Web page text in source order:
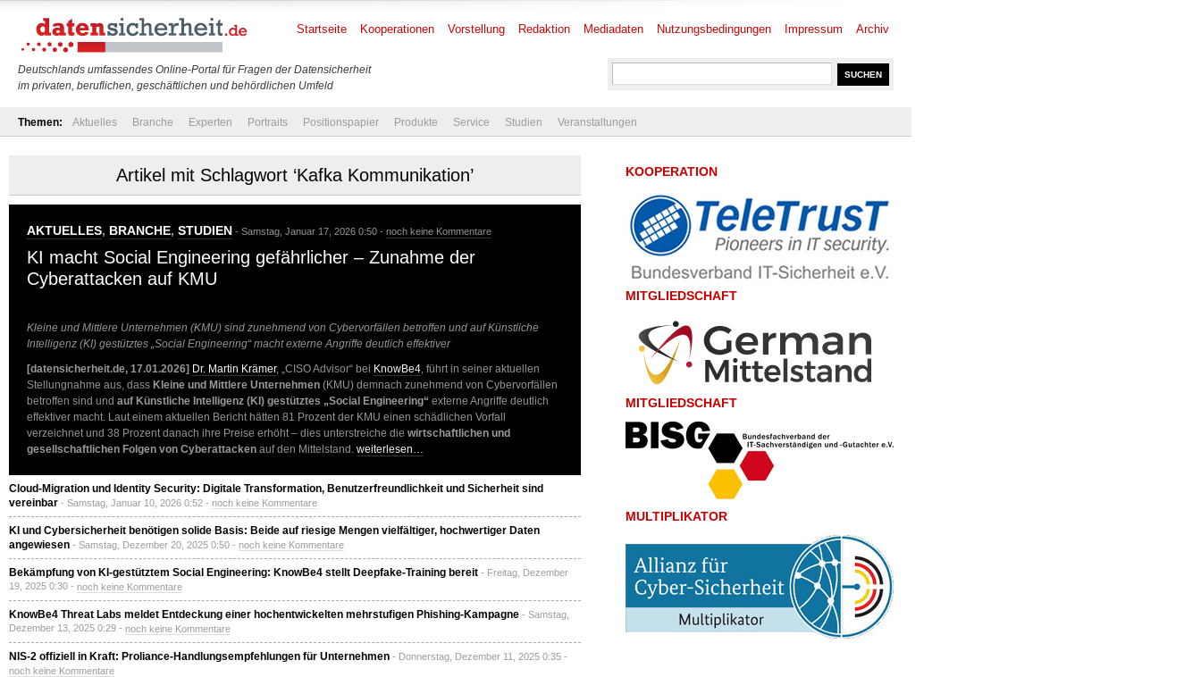
Deutschlands umfassendes Online-Portal für Fragen der Datensicherheit
im privaten, beruflichen, geschäftlichen und behördlichen Umfeld
Startseite Kooperationen Vorstellung Redaktion Mediadaten Nutzungsbedingungen Impressum Archiv
Themen: Aktuelles Branche Experten Portraits Positionspapier Produkte Service Studien Veranstaltungen
Artikel mit Schlagwort ‘Kafka Kommunikation’
AKTUELLES, BRANCHE, STUDIEN - Samstag, Januar 17, 2026 0:50 - noch keine Kommentare
KI macht Social Engineering gefährlicher – Zunahme der
Cyberattacken auf KMU
Kleine und Mittlere Unternehmen (KMU) sind zunehmend von Cybervorfällen betroffen und auf Künstliche
Intelligenz (KI) gestütztes „Social Engineering“ macht externe Angriffe deutlich effektiver
[datensicherheit.de, 17.01.2026] Dr. Martin Krämer, „CISO Advisor“ bei KnowBe4, führt in seiner aktuellen
Stellungnahme aus, dass Kleine und Mittlere Unternehmen (KMU) demnach zunehmend von Cybervorfällen
betroffen sind und auf Künstliche Intelligenz (KI) gestütztes „Social Engineering“ externe Angriffe deutlich
effektiver macht. Laut einem aktuellen Bericht hätten 81 Prozent der KMU einen schädlichen Vorfall
verzeichnet und 38 Prozent danach ihre Preise erhöht – dies unterstreiche die wirtschaftlichen und
gesellschaftlichen Folgen von Cyberattacken auf den Mittelstand. weiterlesen…
Cloud-Migration und Identity Security: Digitale Transformation, Benutzerfreundlichkeit und Sicherheit sind
vereinbar - Samstag, Januar 10, 2026 0:52 - noch keine Kommentare
KI und Cybersicherheit benötigen solide Basis: Beide auf riesige Mengen vielfältiger, hochwertiger Daten
angewiesen - Samstag, Dezember 20, 2025 0:50 - noch keine Kommentare
Bekämpfung von KI-gestütztem Social Engineering: KnowBe4 stellt Deepfake-Training bereit - Freitag, Dezember
19, 2025 0:30 - noch keine Kommentare
KnowBe4 Threat Labs meldet Entdeckung einer hochentwickelten mehrstufigen Phishing-Kampagne - Samstag,
Dezember 13, 2025 0:29 - noch keine Kommentare
NIS-2 offiziell in Kraft: Proliance-Handlungsempfehlungen für Unternehmen - Donnerstag, Dezember 11, 2025 0:35 -
noch keine Kommentare
KOOPERATION
MITGLIEDSCHAFT
MITGLIEDSCHAFT
MULTIPLIKATOR